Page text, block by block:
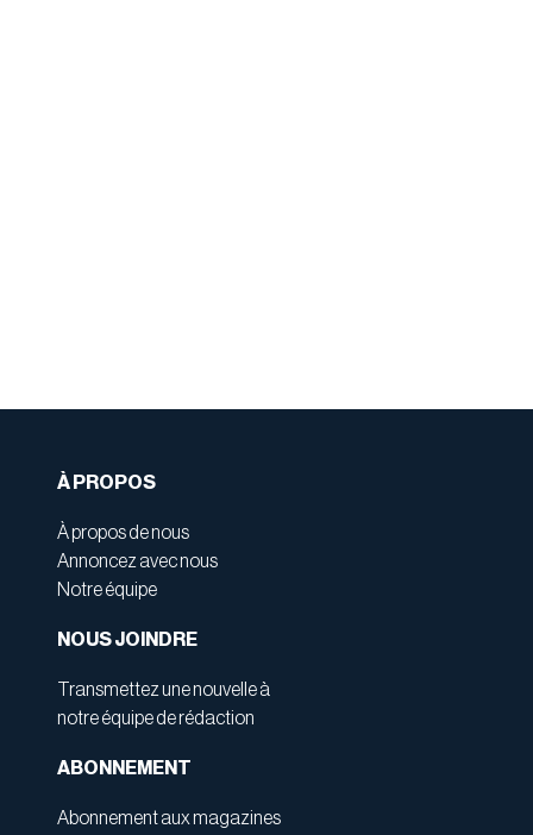
À PROPOS
À propos de nous
Annoncez avec nous
Notre équipe
NOUS JOINDRE
Transmettez une nouvelle à
notre équipe de rédaction
ABONNEMENT
Abonnement aux magazines